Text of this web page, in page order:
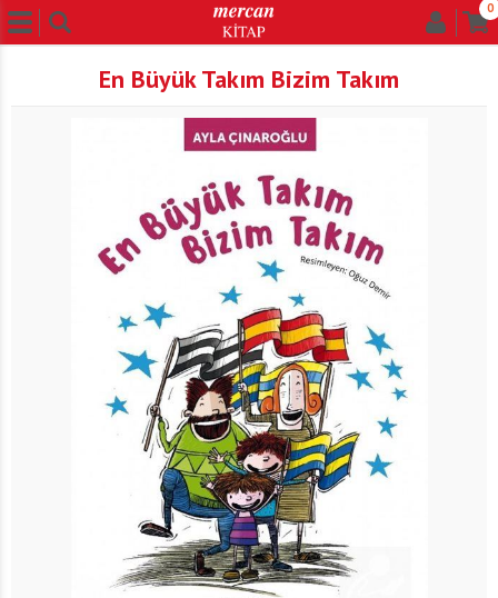
0
En Büyük Takım Bizim Takım